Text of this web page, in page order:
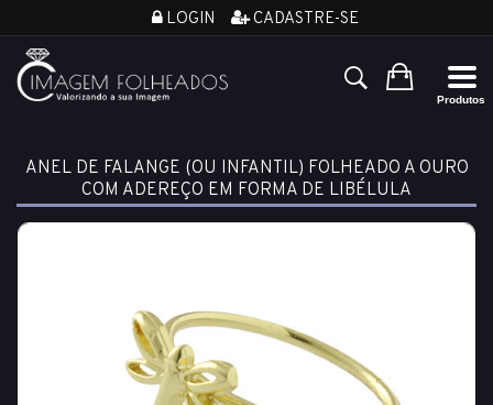
LOGIN CADASTRE-SE
ANEL DE FALANGE (OU INFANTIL) FOLHEADO A OURO
COM ADEREÇO EM FORMA DE LIBÉLULA